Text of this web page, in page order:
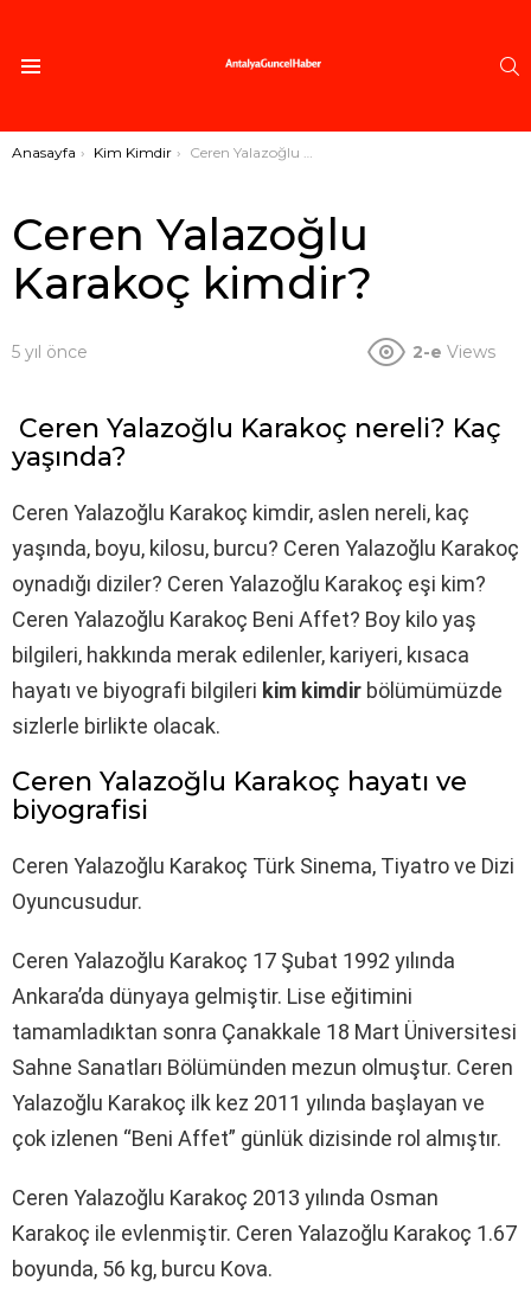
Buradasınız:
Anasayfa Kim Kimdir Ceren Yalazoğlu Karakoç kimdir?
Ceren Yalazoğlu
Karakoç kimdir?
5 yıl önce 2-e Views
Ceren Yalazoğlu Karakoç nereli? Kaç
yaşında?
Ceren Yalazoğlu Karakoç kimdir, aslen nereli, kaç
yaşında, boyu, kilosu, burcu? Ceren Yalazoğlu Karakoç
oynadığı diziler? Ceren Yalazoğlu Karakoç eşi kim?
Ceren Yalazoğlu Karakoç Beni Affet? Boy kilo yaş
bilgileri, hakkında merak edilenler, kariyeri, kısaca
hayatı ve biyografi bilgileri kim kimdir bölümümüzde
sizlerle birlikte olacak.
Ceren Yalazoğlu Karakoç hayatı ve
biyografisi
Ceren Yalazoğlu Karakoç Türk Sinema, Tiyatro ve Dizi
Oyuncusudur.
Ceren Yalazoğlu Karakoç 17 Şubat 1992 yılında
Ankara’da dünyaya gelmiştir. Lise eğitimini
tamamladıktan sonra Çanakkale 18 Mart Üniversitesi
Sahne Sanatları Bölümünden mezun olmuştur. Ceren
Yalazoğlu Karakoç ilk kez 2011 yılında başlayan ve
çok izlenen “Beni Affet” günlük dizisinde rol almıştır.
Ceren Yalazoğlu Karakoç 2013 yılında Osman
Karakoç ile evlenmiştir. Ceren Yalazoğlu Karakoç 1.67
boyunda, 56 kg, burcu Kova.